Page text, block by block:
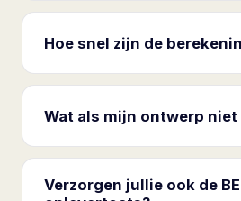
Bouwtekeningen
doorsneden) en waar
uitgangspunten. Wij sturen
lijst, zodat u niets vergeet.
Hoe snel zijn de
Afhankelijk van de omvang
werkdagen na ontvangst van
Spoed is in overleg mogelijk.
Wat als mijn ontwerp
Dan adviseren wij concreet
knelpunt oplost tegen de
Verzorgen jullie ook de